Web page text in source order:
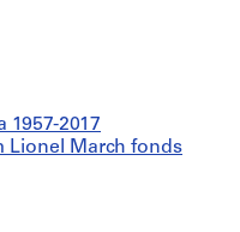
1957-2017
Lionel March fonds